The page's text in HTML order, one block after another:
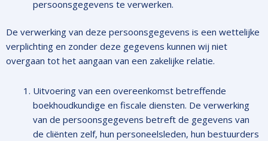
persoonsgegevens te verwerken.
De verwerking van deze persoonsgegevens is een wettelijke
verplichting en zonder deze gegevens kunnen wij niet
overgaan tot het aangaan van een zakelijke relatie.
Uitvoering van een overeenkomst betreffende
boekhoudkundige en fiscale diensten. De verwerking
van de persoonsgegevens betreft de gegevens van
de cliënten zelf, hun personeelsleden, hun bestuurders